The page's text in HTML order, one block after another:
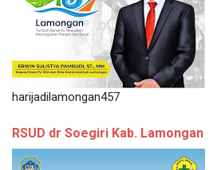
harijadilamongan457
RSUD dr Soegiri Kab. Lamongan